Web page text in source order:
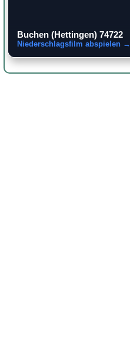
Buchen (Hettingen) 74722
Niederschlagsfilm abspielen →